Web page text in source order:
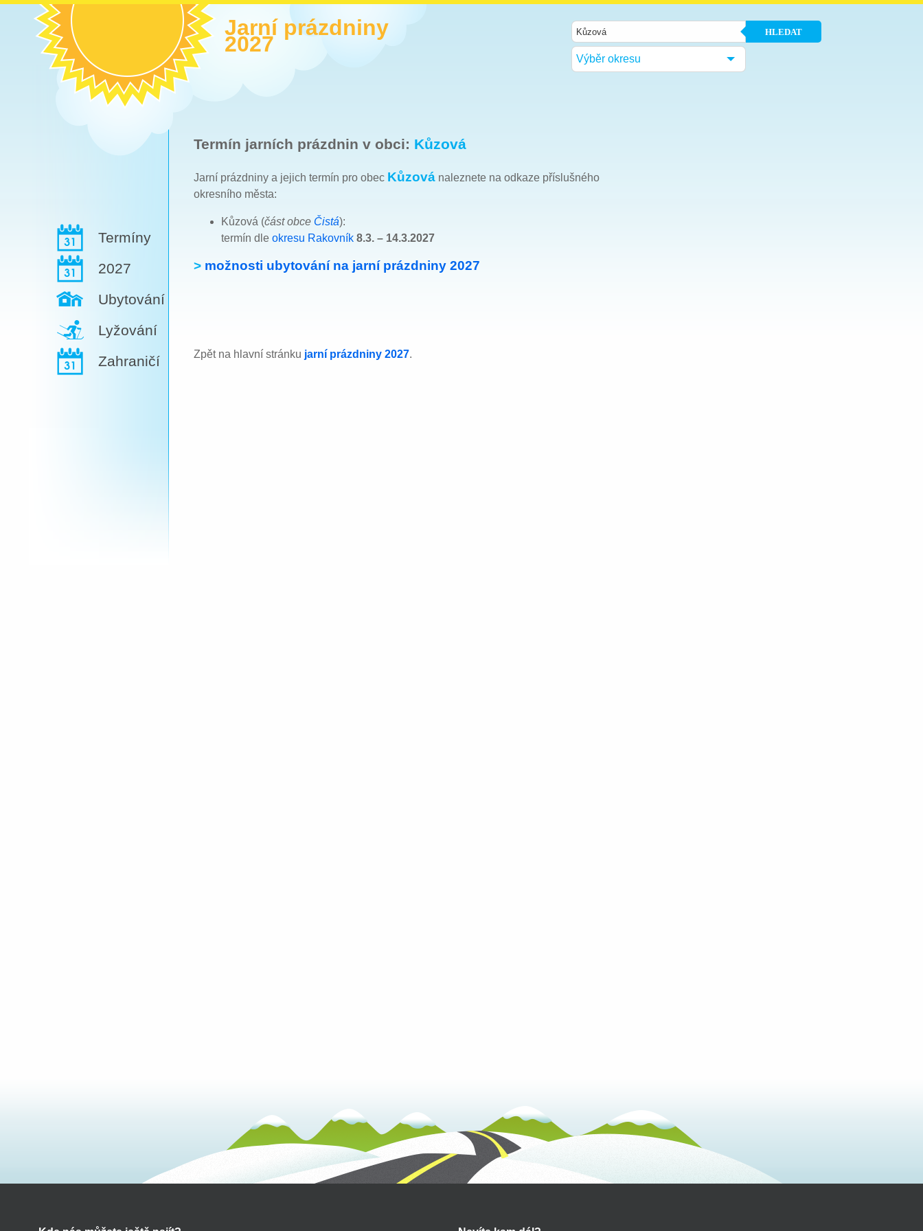
Jarní prázdniny
2027 HLEDAT
Výběr okresu
Termíny
2027
Ubytování
Lyžování
Zahraničí
Termín jarních prázdnin v obci: Kůzová
Jarní prázdniny a jejich termín pro obec Kůzová naleznete na odkaze příslušného
okresního města:
Kůzová (část obce Čistá):
termín dle okresu Rakovník 8.3. – 14.3.2027
> možnosti ubytování na jarní prázdniny 2027
Zpět na hlavní stránku jarní prázdniny 2027.